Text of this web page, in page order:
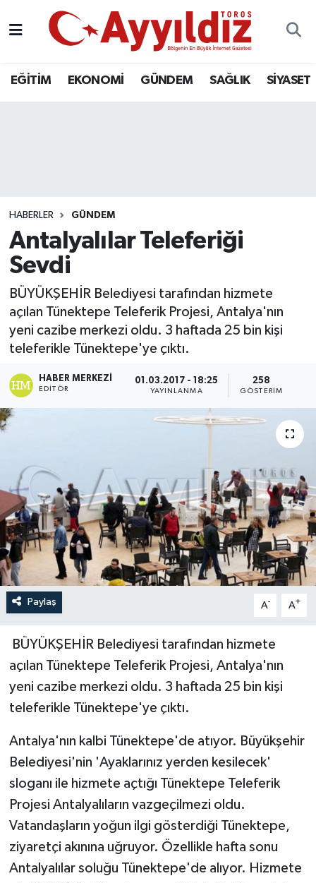
EĞİTİM EKONOMİ GÜNDEM SAĞLIK SİYASET
HABERLER GÜNDEM
Antalyalılar Teleferiği
Sevdi
BÜYÜKŞEHİR Belediyesi tarafından hizmete
açılan Tünektepe Teleferik Projesi, Antalya'nın
yeni cazibe merkezi oldu. 3 haftada 25 bin kişi
teleferikle Tünektepe'ye çıktı.
HABER MERKEZI
EDITÖR
01.03.2017 - 18:25
YAYINLANMA
258
GÖSTERIM
Paylaş A- A+
BÜYÜKŞEHİR Belediyesi tarafından hizmete
açılan Tünektepe Teleferik Projesi, Antalya'nın
yeni cazibe merkezi oldu. 3 haftada 25 bin kişi
teleferikle Tünektepe'ye çıktı.
Antalya'nın kalbi Tünektepe'de atıyor. Büyükşehir
Belediyesi'nin 'Ayaklarınız yerden kesilecek'
sloganı ile hizmete açtığı Tünektepe Teleferik
Projesi Antalyalıların vazgeçilmezi oldu.
Vatandaşların yoğun ilgi gösterdiği Tünektepe,
ziyaretçi akınına uğruyor. Özellikle hafta sonu
Antalyalılar soluğu Tünektepe'de alıyor. Hizmete